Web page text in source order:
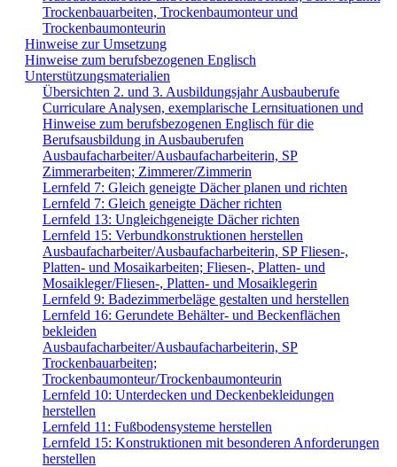
Trockenbauarbeiten, Trockenbaumonteur und
Trockenbaumonteurin
Hinweise zur Umsetzung
Hinweise zum berufsbezogenen Englisch
Unterstützungsmaterialien
Übersichten 2. und 3. Ausbildungsjahr Ausbauberufe
Curriculare Analysen, exemplarische Lernsituationen und
Hinweise zum berufsbezogenen Englisch für die
Berufsausbildung in Ausbauberufen
Ausbaufacharbeiter/Ausbaufacharbeiterin, SP
Zimmerarbeiten; Zimmerer/Zimmerin
Lernfeld 7: Gleich geneigte Dächer planen und richten
Lernfeld 7: Gleich geneigte Dächer richten
Lernfeld 13: Ungleichgeneigte Dächer richten
Lernfeld 15: Verbundkonstruktionen herstellen
Ausbaufacharbeiter/Ausbaufacharbeiterin, SP Fliesen-,
Platten- und Mosaikarbeiten; Fliesen-, Platten- und
Mosaikleger/Fliesen-, Platten- und Mosaiklegerin
Lernfeld 9: Badezimmerbeläge gestalten und herstellen
Lernfeld 16: Gerundete Behälter- und Beckenflächen
bekleiden
Ausbaufacharbeiter/Ausbaufacharbeiterin, SP
Trockenbauarbeiten;
Trockenbaumonteur/Trockenbaumonteurin
Lernfeld 10: Unterdecken und Deckenbekleidungen
herstellen
Lernfeld 11: Fußbodensysteme herstellen
Lernfeld 15: Konstruktionen mit besonderen Anforderungen
herstellen